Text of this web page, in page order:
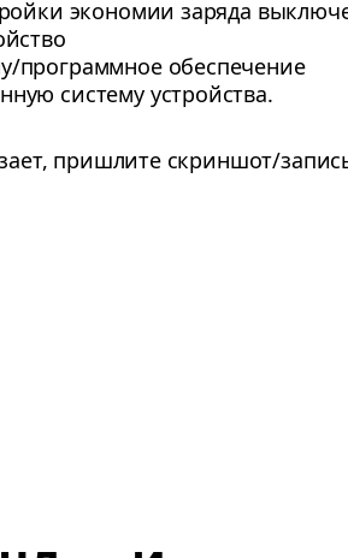
экономии заряда
программное обеспечение
систему устройства.
пришлите скриншот/